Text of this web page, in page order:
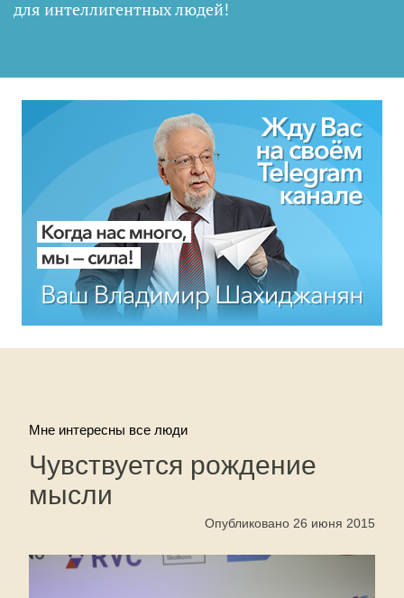
для интеллигентных людей!
Мне интересны все люди
Чувствуется рождение
мысли
Опубликовано 26 июня 2015